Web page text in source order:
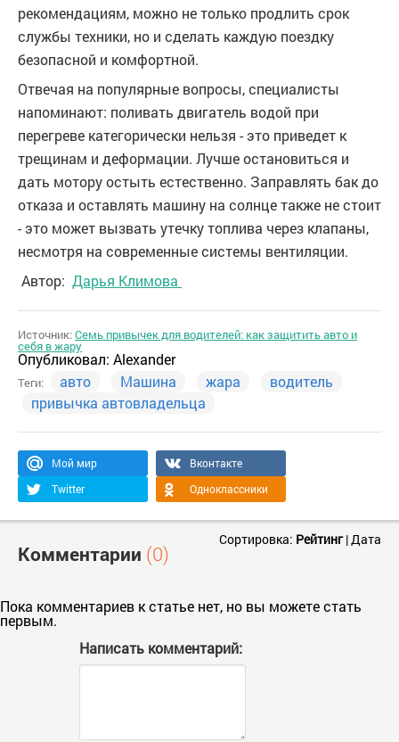
рекомендациям, можно не только продлить срок
службы техники, но и сделать каждую поездку
безопасной и комфортной.
Отвечая на популярные вопросы, специалисты
напоминают: поливать двигатель водой при
перегреве категорически нельзя - это приведет к
трещинам и деформации. Лучше остановиться и
дать мотору остыть естественно. Заправлять бак до
отказа и оставлять машину на солнце также не стоит
- это может вызвать утечку топлива через клапаны,
несмотря на современные системы вентиляции.
Автор: Дарья Климова
Источник:Семь привычек для водителей: как защитить авто и
себя в жару
Опубликовал: Alexander
Теги: авто Машина жара
водитель
привычка автовладельца
Мой мир
Вконтакте
Twitter
Одноклассники
Комментарии (0)
Сортировка: Рейтинг| Дата
Пока комментариев к статье нет, но вы можете стать
первым.
Написать комментарий: